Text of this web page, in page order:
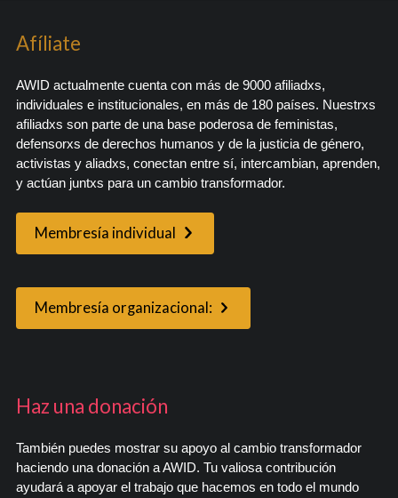
Afíliate
AWID actualmente cuenta con más de 9000 afiliadxs,
individuales e institucionales, en más de 180 países. Nuestrxs
afiliadxs son parte de una base poderosa de feministas,
defensorxs de derechos humanos y de la justicia de género,
activistas y aliadxs, conectan entre sí, intercambian, aprenden,
y actúan juntxs para un cambio transformador.
Membresía individual
Membresía organizacional:
Haz una donación
También puedes mostrar su apoyo al cambio transformador
haciendo una donación a AWID. Tu valiosa contribución
ayudará a apoyar el trabajo que hacemos en todo el mundo